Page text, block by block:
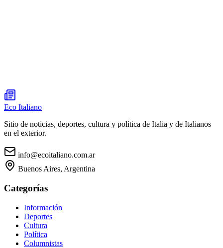
Eco Italiano
Sitio de noticias, deportes, cultura y política de Italia y de Italianos
en el exterior.
info@ecoitaliano.com.ar
Buenos Aires, Argentina
Categorías
Información
Deportes
Cultura
Política
Columnistas